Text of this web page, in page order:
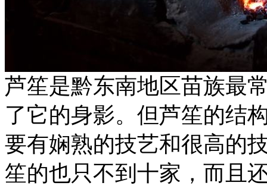
芦笙是黔东南地区苗族最
了它的身影。但芦笙的结
要有娴熟的技艺和很高的
笙的也只不到十家，而且